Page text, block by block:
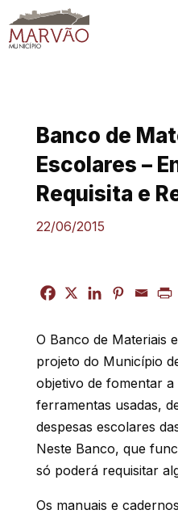
to
content
Banco de
Escolares –
Requisita e
22/06/2015
O Banco de Materiais
projeto do Município
objetivo de fomentar a
ferramentas usadas,
despesas escolares
Neste Banco, que
só poderá requisitar
Os manuais e